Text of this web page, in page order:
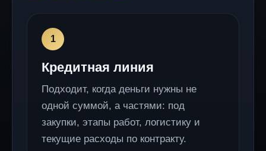
Кредитная линия
Подходит, когда деньги нужны не
одной суммой, а частями: под
закупки, этапы работ, логистику и
текущие расходы по контракту.